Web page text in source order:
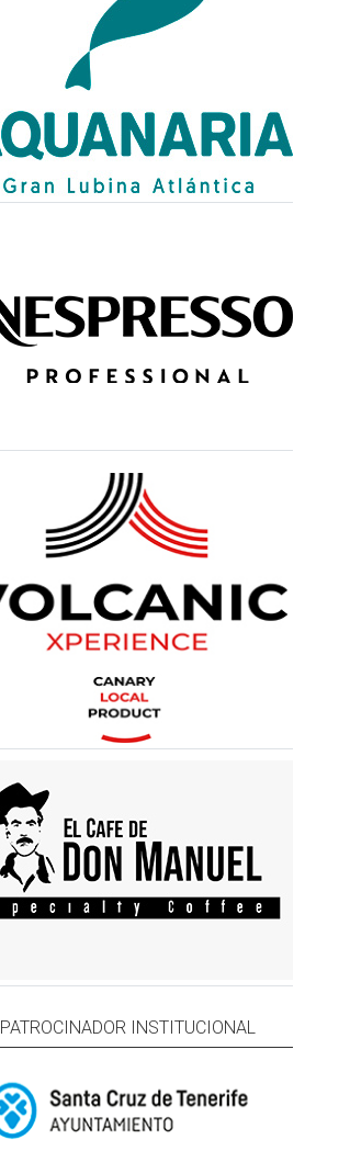
PATROCINADOR INSTITUCIONAL